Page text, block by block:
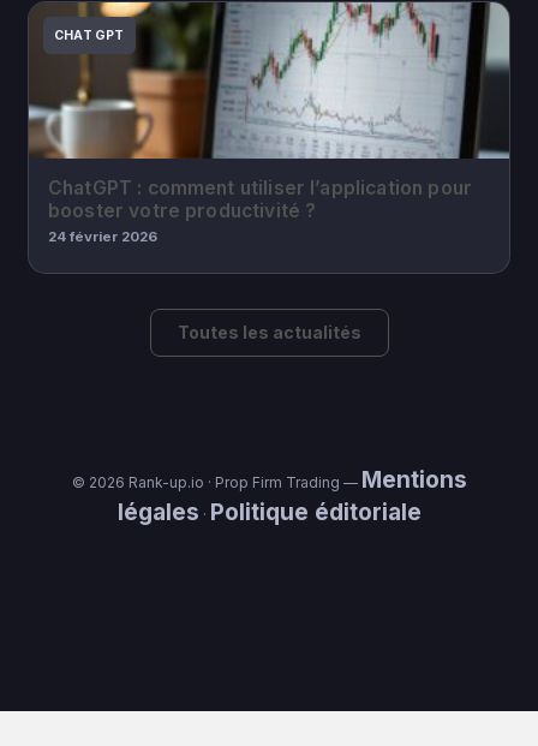
CHAT GPT
ChatGPT : comment utiliser l’application pour
booster votre productivité ?
24 février 2026
Toutes les actualités
© 2026 Rank-up.io · Prop Firm Trading — Mentions
légales · Politique éditoriale